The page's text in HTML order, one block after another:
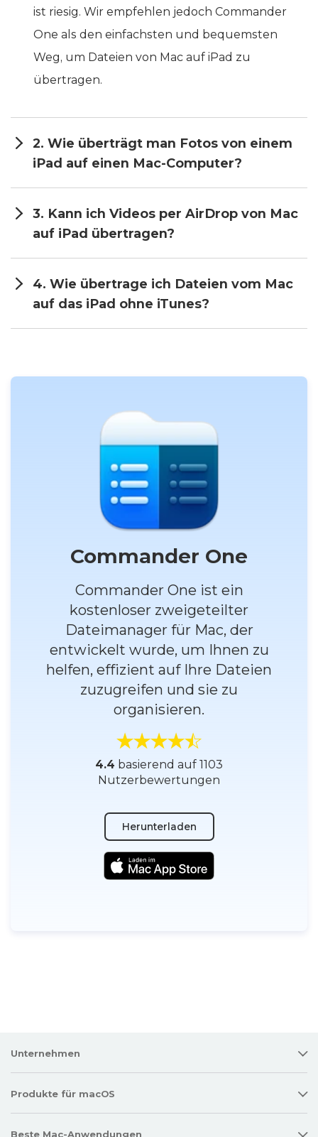
ist riesig. Wir empfehlen jedoch Commander
One als den einfachsten und bequemsten
Weg, um Dateien von Mac auf iPad zu
übertragen.
2. Wie überträgt man Fotos von einem
iPad auf einen Mac-Computer?
3. Kann ich Videos per AirDrop von Mac
auf iPad übertragen?
4. Wie übertrage ich Dateien vom Mac
auf das iPad ohne iTunes?
Commander One
Commander One ist ein
kostenloser zweigeteilter
Dateimanager für Mac, der
entwickelt wurde, um Ihnen zu
helfen, effizient auf Ihre Dateien
zuzugreifen und sie zu
organisieren.
4.4 basierend auf 1103
Nutzerbewertungen
Herunterladen
Unternehmen
Produkte für macOS
Beste Mac-Anwendungen